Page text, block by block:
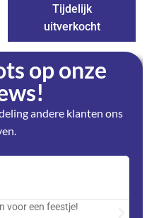
Tijdelijk
uitverkocht
op onze
andere klanten ons
voor een feestje!